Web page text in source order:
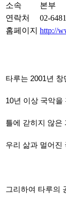
소속
본부
연락처
02-
홈페이지 http://
타루는 2001년
10년 이상 국악
틀에 갇히지 않은
우리 삶과 멀어진
그리하여 타루의